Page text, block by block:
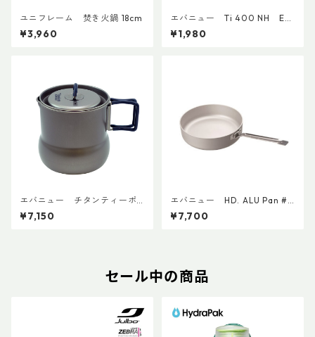
ユニフレーム 焚き火鍋 18cm
¥3,960
エバニュー Ti 400 NH EC
A625
¥1,980
エバニュー チタンティーポ
ット500 ECA545
¥7,150
エバニュー HD. ALU Pan #1
8 EBY634
¥7,700
セール中の商品